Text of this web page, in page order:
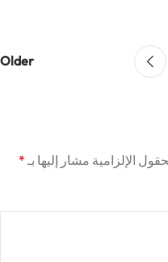
Older
الإلزامية مشار إليها بـ *